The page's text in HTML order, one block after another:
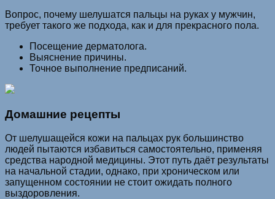
Вопрос, почему шелушатся пальцы на руках у мужчин,
требует такого же подхода, как и для прекрасного пола.
Посещение дерматолога.
Выяснение причины.
Точное выполнение предписаний.
Домашние рецепты
От шелушащейся кожи на пальцах рук большинство
людей пытаются избавиться самостоятельно, применяя
средства народной медицины. Этот путь даёт результаты
на начальной стадии, однако, при хроническом или
запущенном состоянии не стоит ожидать полного
выздоровления.